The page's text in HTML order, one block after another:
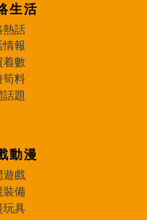
生活
熱話
情報
着數
筍料
話題
動漫
遊戲
裝備
玩具